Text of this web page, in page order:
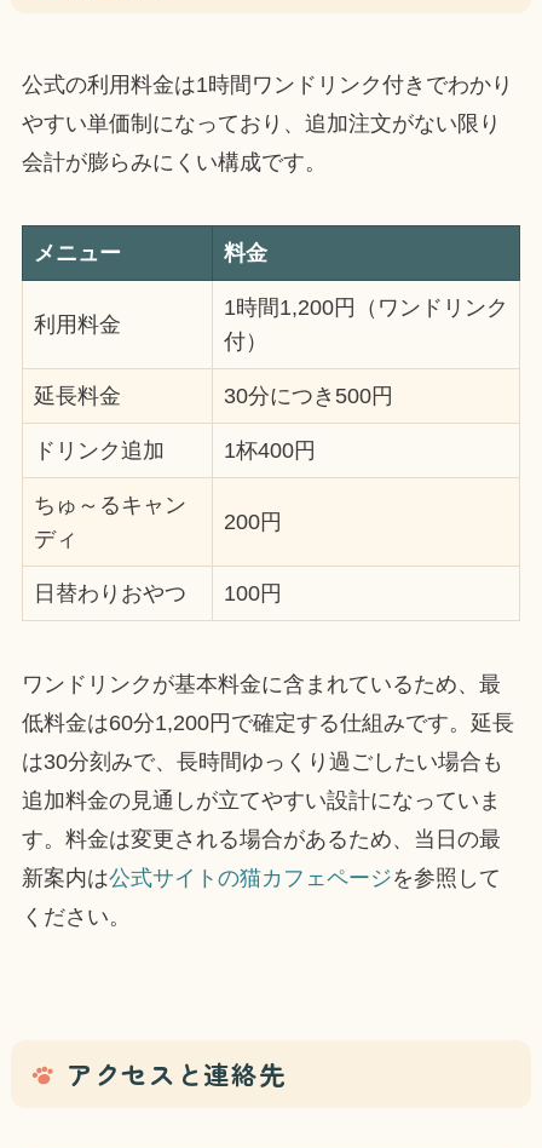
公式の利用料金は1時間ワンドリンク付きでわかり
やすい単価制になっており、追加注文がない限り
会計が膨らみにくい構成です。
メニュー 料金
利用料金
1時間1,200円（ワンドリンク
付）
延長料金 30分につき500円
ドリンク追加 1杯400円
ちゅ～るキャン
ディ
200円
日替わりおやつ 100円
ワンドリンクが基本料金に含まれているため、最
低料金は60分1,200円で確定する仕組みです。延長
は30分刻みで、長時間ゆっくり過ごしたい場合も
追加料金の見通しが立てやすい設計になっていま
す。料金は変更される場合があるため、当日の最
新案内は公式サイトの猫カフェページを参照して
ください。
アクセスと連絡先